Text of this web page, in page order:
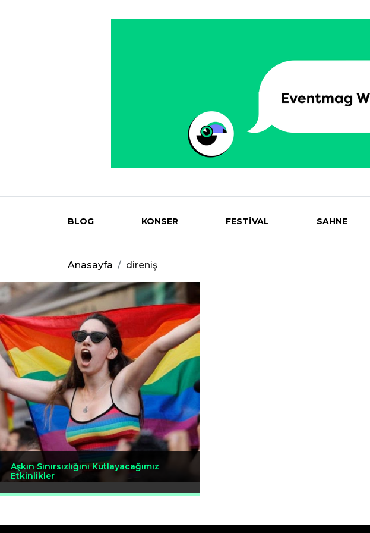
Eventmag
BLOG KONSER FESTİVAL SAHNE
Anasayfa direniş
Aşkın Sınırsızlığını Kutlayacağımız
Etkinlikler